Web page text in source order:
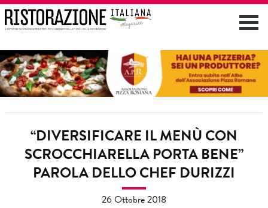
“DIVERSIFICARE IL MENÙ CON
SCROCCHIARELLA PORTA BENE”
PAROLA DELLO CHEF DURIZZI
26 Ottobre 2018